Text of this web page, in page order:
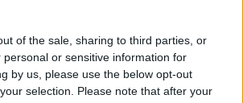
of the sale, sharing to third parties, or
personal or sensitive information for
by us, please use the below opt-out
selection. Please note that after your